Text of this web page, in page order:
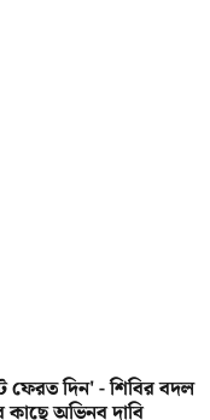
দিন' - শিবির বদল
কাছে অভিনব দাবি